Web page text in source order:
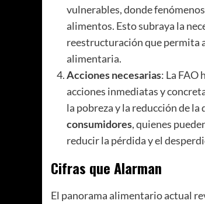
vulnerables, donde
alimentos. Esto subraya la
reestructuración que permita
alimentaria.
Acciones necesarias: La FAO
acciones inmediatas y
la pobreza y la reducción de la
consumidores, quienes
reducir la pérdida y el
Cifras que Alarman
El panorama alimentario actual